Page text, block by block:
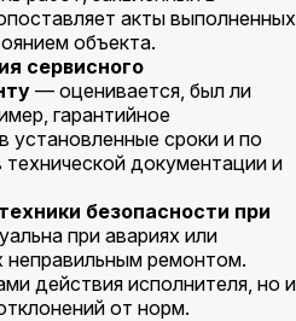
акты выполненных
объекта.
сервисного
— оценивается, был ли
гарантийное
установленные сроки и по
документации и
безопасности при
при авариях или
ремонтом.
действия исполнителя, но и
от норм.